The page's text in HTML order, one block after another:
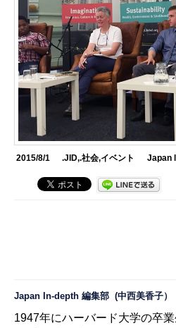
2015/8/1 .JID,.社会,イベント Japan
Japan In-depth 編集部 (中西美香子）
1947年にハーバード大学の卒